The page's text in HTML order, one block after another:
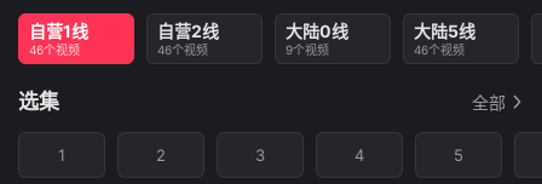
自营1线
46个视频
自营2线
46个视频
大陆0线
9个视频
大陆5线
46个视频
选集 全部
1 2 3 4 5